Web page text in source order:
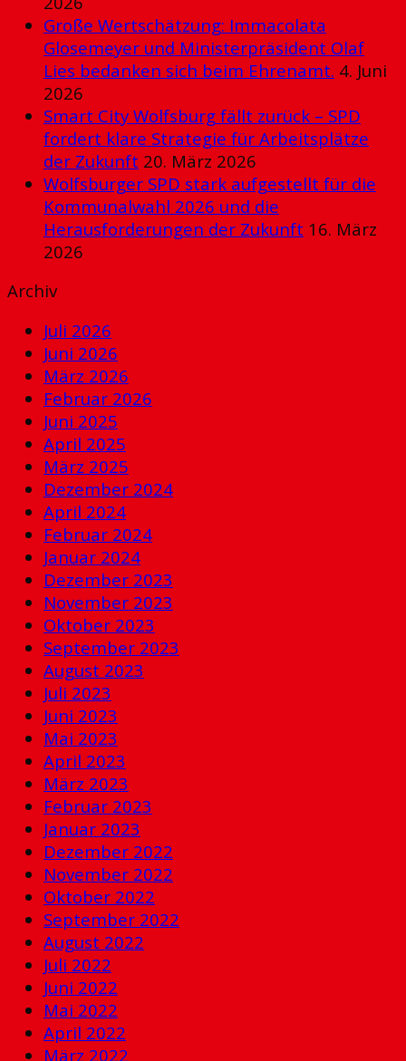
Große Wertschätzung: Immacolata
Glosemeyer und Ministerpräsident Olaf
Lies bedanken sich beim Ehrenamt. 4. Juni
2026
Smart City Wolfsburg fällt zurück – SPD
fordert klare Strategie für Arbeitsplätze
der Zukunft 20. März 2026
Wolfsburger SPD stark aufgestellt für die
Kommunalwahl 2026 und die
Herausforderungen der Zukunft 16. März
2026
Archiv
Juli 2026
Juni 2026
März 2026
Februar 2026
Juni 2025
April 2025
März 2025
Dezember 2024
April 2024
Februar 2024
Januar 2024
Dezember 2023
November 2023
Oktober 2023
September 2023
August 2023
Juli 2023
Juni 2023
Mai 2023
April 2023
März 2023
Februar 2023
Januar 2023
Dezember 2022
November 2022
Oktober 2022
September 2022
August 2022
Juli 2022
Juni 2022
Mai 2022
April 2022
März 2022